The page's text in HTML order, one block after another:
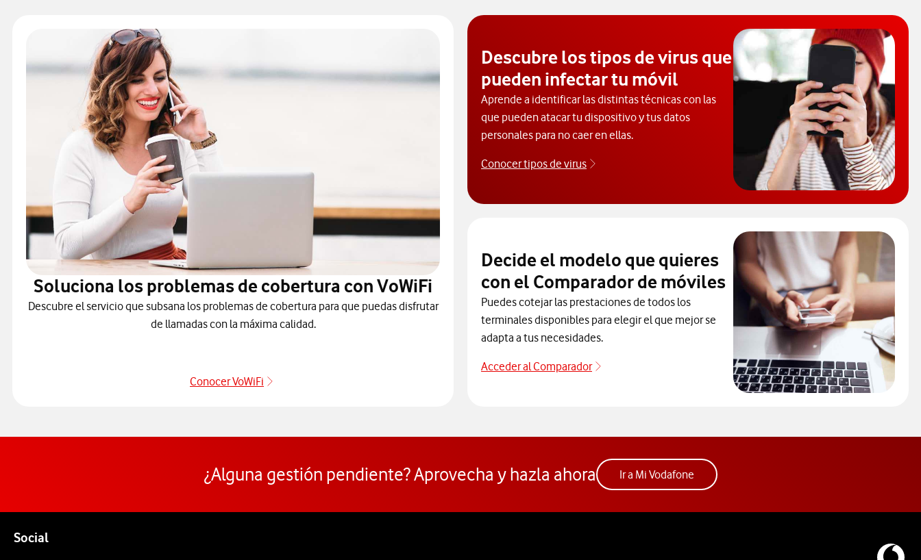
Soluciona los problemas de cobertura con VoWiFi
Descubre el servicio que subsana los problemas de cobertura para que puedas disfrutar
de llamadas con la máxima calidad.
Conocer VoWiFi
Descubre los tipos de virus que
pueden infectar tu móvil
Aprende a identificar las distintas técnicas con las
que pueden atacar tu dispositivo y tus datos
personales para no caer en ellas.
Conocer tipos de virus
Descubre los tipos de virus que pueden infectar tus dispositivos.
Decide el modelo que quieres
con el Comparador de móviles
Puedes cotejar las prestaciones de todos los
terminales disponibles para elegir el que mejor se
adapta a tus necesidades.
Acceder al Comparador
Para elegir un modelo de móvil antes de comprarlo. Abre ventana
¿Alguna gestión pendiente? Aprovecha y hazla ahora Ir a Mi VodafoneAcceder a la app Mi Vodafone. Abre ventana
SocialEnlaces a las redes sociales de Vodafone